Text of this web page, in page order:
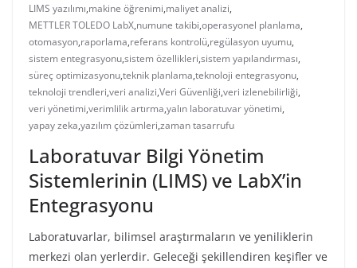
LIMS yazılımı,makine öğrenimi,maliyet analizi,
METTLER TOLEDO LabX,numune takibi,operasyonel planlama,
otomasyon,raporlama,referans kontrolü,regülasyon uyumu,
sistem entegrasyonu,sistem özellikleri,sistem yapılandırması,
süreç optimizasyonu,teknik planlama,teknoloji entegrasyonu,
teknoloji trendleri,veri analizi,Veri Güvenliği,veri izlenebilirliği,
veri yönetimi,verimlilik artırma,yalın laboratuvar yönetimi,
yapay zeka,yazılım çözümleri,zaman tasarrufu
Laboratuvar Bilgi Yönetim
Sistemlerinin (LIMS) ve LabX’in
Entegrasyonu
Laboratuvarlar, bilimsel araştırmaların ve yeniliklerin
merkezi olan yerlerdir. Geleceği şekillendiren keşifler ve